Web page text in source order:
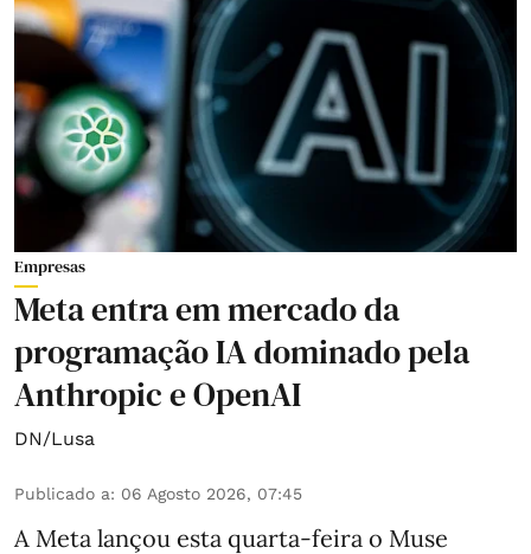
Empresas
Meta entra em mercado da
programação IA dominado pela
Anthropic e OpenAI
DN/Lusa
Publicado a: 06 Agosto 2026, 07:45
A Meta lançou esta quarta-feira o Muse